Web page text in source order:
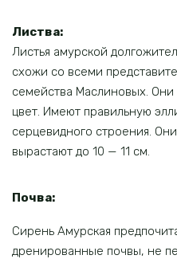
Листва:
Листья амурской
схожи со всеми
семейства Маслиновых.
цвет. Имеют правильную
серцевидного строения.
вырастают до 10 — 11 см.
Почва:
Сирень Амурская
дренированные почвы, не